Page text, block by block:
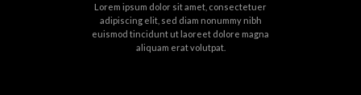
Lorem ipsum dolor sit amet, consectetuer
adipiscing elit, sed diam nonummy nibh
euismod tincidunt ut laoreet dolore magna
aliquam erat volutpat.